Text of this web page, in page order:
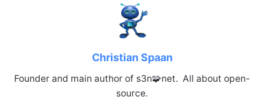
Christian Spaan
Founder and main author of s3n🧩net. All about open-
source.